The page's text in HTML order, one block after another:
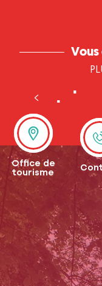
Vous
les
Office de
tourisme